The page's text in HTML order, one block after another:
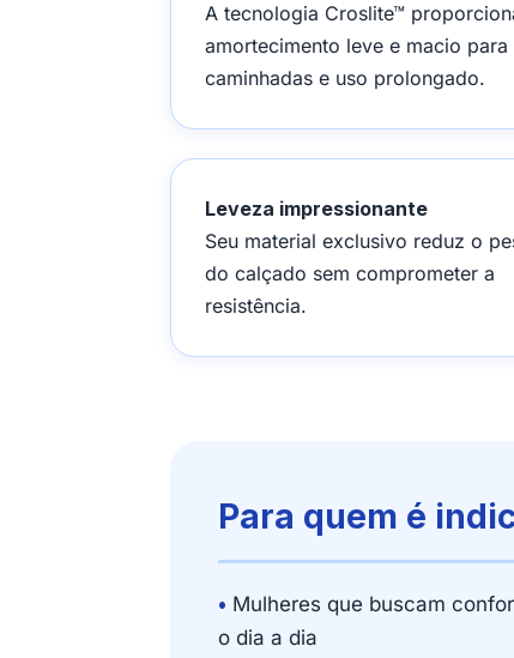
A tecnologia Croslite™
amortecimento leve e macio para
caminhadas e uso prolongado.
Leveza impressionante
Seu material exclusivo reduz o
do calçado sem comprometer a
resistência.
Para quem é
• Mulheres que buscam
o dia a dia